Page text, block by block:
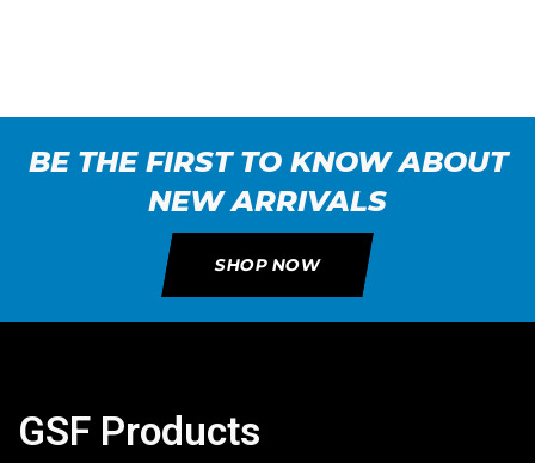
BE THE FIRST TO KNOW ABOUT
NEW ARRIVALS
SHOP NOW
GSF Products